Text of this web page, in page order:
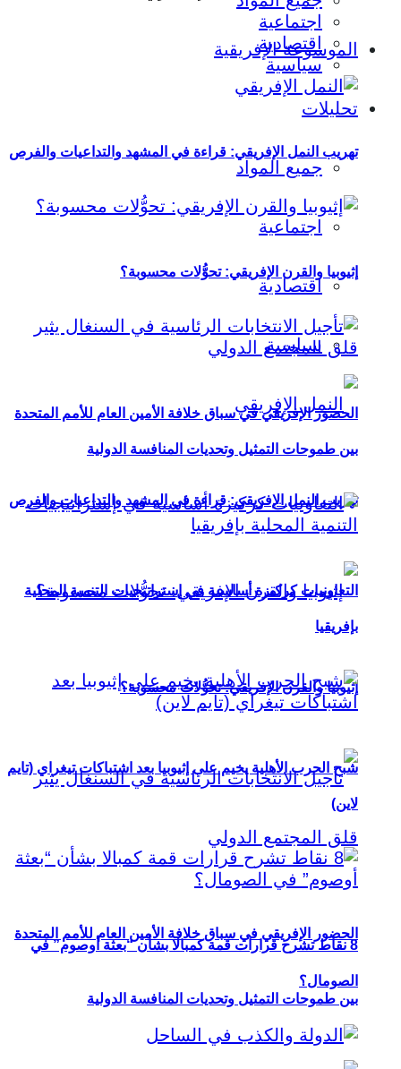
الموسوعة الإفريقية
تحليلات
جميع المواد
اجتماعية
اقتصادية
سياسية
تهريب النمل الإفريقي: قراءة في المشهد والتداعيات والفرص
إثيوبيا والقرن الإفريقي: تحوُّلات محسوبة؟
الحضور الإفريقي في سباق خلافة الأمين العام للأمم المتحدة
بين طموحات التمثيل وتحديات المنافسة الدولية
اجتماعية
اقتصادية
سياسية
تهريب النمل الإفريقي: قراءة في المشهد والتداعيات والفرص
إثيوبيا والقرن الإفريقي: تحوُّلات محسوبة؟
الحضور الإفريقي في سباق خلافة الأمين العام للأمم المتحدة
بين طموحات التمثيل وتحديات المنافسة الدولية
التعاونيات كركيزة أساسية في إستراتيجيات التنمية المحلية
بإفريقيا
شبح الحرب الأهلية يخيم على إثيوبيا بعد اشتباكات تيغراي (تايم
لاين)
8 نقاط تشرح قرارات قمة كمبالا بشأن “بعثة أوصوم” في
الصومال؟